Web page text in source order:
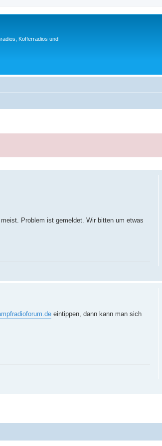
Kofferradios und
Problem ist gemeldet. Wir bitten um etwas
eintippen, dann kann man sich